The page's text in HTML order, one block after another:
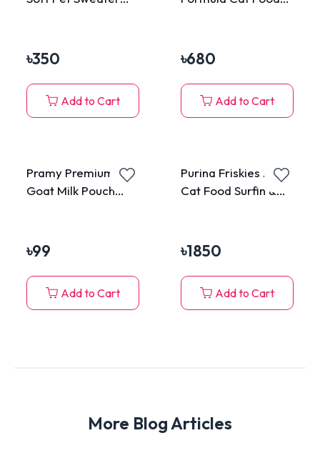
৳350
Add to Cart
৳680
Add to Cart
Pramy Premium
Goat Milk Pouch
৳99
Add to Cart
Purina Friskies Adult
Cat Food Surfin &
৳1850
Add to Cart
More Blog Articles